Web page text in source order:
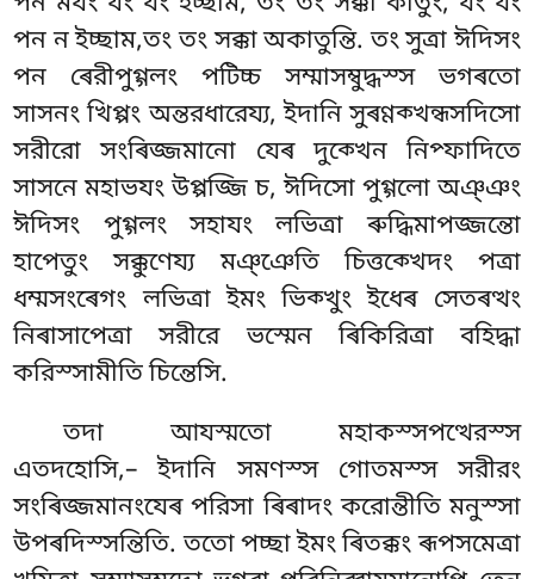
পন ন ইচ্ছাম,তং তং সক্কা অকাতুন্তি. তং সুত্ৰা ঈদিসং
পন ৰেরীপুগ্গলং পটিচ্চ সম্মাসম্বুদ্ধস্স ভগৰতো
সাসনং খিপ্পং অন্তরধারেয্য, ইদানি সুৰণ্ণক্খন্ধসদিসো
সরীরো সংৰিজ্জমানো যেৰ দুক্খেন নিপ্ফাদিতে
সাসনে মহাভযং উপ্পজ্জি চ, ঈদিসো পুগ্গলো অঞ্ঞং
ঈদিসং পুগ্গলং সহাযং লভিত্ৰা ৰুদ্ধিমাপজ্জন্তো
হাপেতুং সক্কুণেয্য মঞ্ঞেতি চিত্তক্খেদং পত্ৰা
ধম্মসংৰেগং লভিত্ৰা ইমং ভিক্খুং ইধেৰ সেতৰত্থং
নিৰাসাপেত্ৰা সরীরে ভস্মেন ৰিকিরিত্ৰা বহিদ্ধা
করিস্সামীতি চিন্তেসি.
তদা আযস্মতো মহাকস্সপত্থেরস্স
এতদহোসি,– ইদানি সমণস্স গোতমস্স সরীরং
সংৰিজ্জমানংযেৰ পরিসা ৰিৰাদং করোন্তীতি মনুস্সা
উপৰদিস্সন্তিতি. ততো পচ্ছা ইমং ৰিতক্কং ৰূপসমেত্ৰা